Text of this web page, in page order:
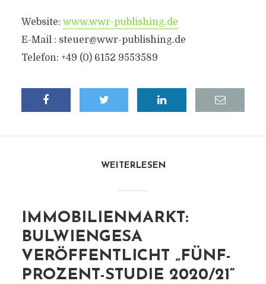
Website: www.wwr-publishing.de
E-Mail : steuer@wwr-publishing.de
Telefon: +49 (0) 6152 9553589
WEITERLESEN
IMMOBILIENMARKT:
BULWIENGESA
VERÖFFENTLICHT „FÜNF-
PROZENT-STUDIE 2020/21“